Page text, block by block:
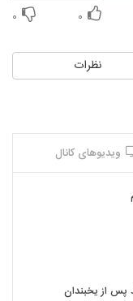
۰ ۰
نظرات
ویدیوهای کانال
پس از یخبندان